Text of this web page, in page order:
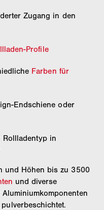
Zugang in den
Profile
Farben für
Endschiene oder
Rollladentyp in
und Höhen bis zu 3500
und diverse